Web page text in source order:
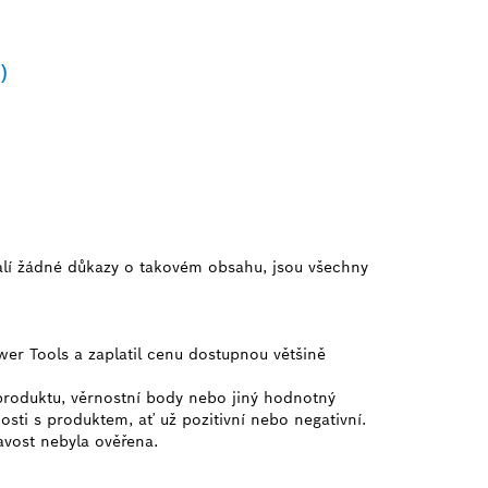
důkazy o takovém obsahu, jsou všechny
Tools a zaplatil cenu dostupnou většině
věrnostní body nebo jiný hodnotný
s produktem, ať už pozitivní nebo negativní.
nebyla ověřena.